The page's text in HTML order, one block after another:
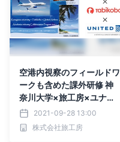
空港内視察のフィールドワ
ークも含めた課外研修 神
奈川大学×旅工房×ユナイ
テッド航空 産学連携プロ
グラム2021を11月4日よ
り開始
2021-09-28 13:00
株式会社旅工房